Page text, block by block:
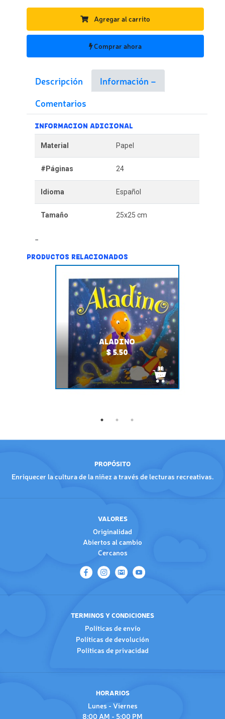
Agregar al carrito
Comprar ahora
Descripción
Información
Comentarios
INFORMACION ADICIONAL
Material Papel
#Páginas 24
Idioma Español
Tamaño 25x25 cm
PRODUCTOS RELACIONADOS
ALADINO
$ 5.50
PROPÓSITO
Enriquecer la cultura de la niñez a través de lecturas recreativas.
VALORES
Originalidad
Abiertos al cambio
Cercanos
TERMINOS Y CONDICIONES
Políticas de envío
Políticas de devolución
Políticas de privacidad
HORARIOS
Lunes - Viernes
8:00 AM - 5:00 PM